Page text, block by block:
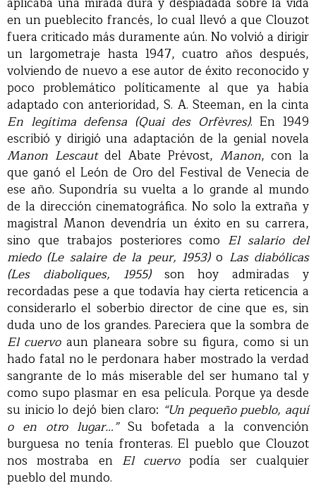
en un pueblecito francés, lo cual llevó a que Clouzot
fuera criticado más duramente aún. No volvió a dirigir
un largometraje hasta 1947, cuatro años después,
volviendo de nuevo a ese autor de éxito reconocido y
poco problemático políticamente al que ya había
adaptado con anterioridad, S. A. Steeman, en la cinta
En legítima defensa (Quai des Orfèvres). En 1949
escribió y dirigió una adaptación de la genial novela
Manon Lescautdel Abate Prévost, Manon, con la
que ganó el León de Oro del Festival de Venecia de
ese año. Supondría su vuelta a lo grande al mundo
de la dirección cinematográfica. No solo la extraña y
magistral Manon devendría un éxito en su carrera,
sino que trabajos posteriores como El salario del
miedo (Le salaire de la peur, 1953)o Las diabólicas
(Les diaboliques, 1955)son hoy admiradas y
recordadas pese a que todavía hay cierta reticencia a
considerarlo el soberbio director de cine que es, sin
duda uno de los grandes. Pareciera que la sombra de
El cuervoaun planeara sobre su figura, como si un
hado fatal no le perdonara haber mostrado la verdad
sangrante de lo más miserable del ser humano tal y
como supo plasmar en esa película. Porque ya desde
su inicio lo dejó bien claro: “Un pequeño pueblo, aquí
o en otro lugar…”Su bofetada a la convención
burguesa no tenía fronteras. El pueblo que Clouzot
nos mostraba en El cuervopodía ser cualquier
pueblo del mundo.